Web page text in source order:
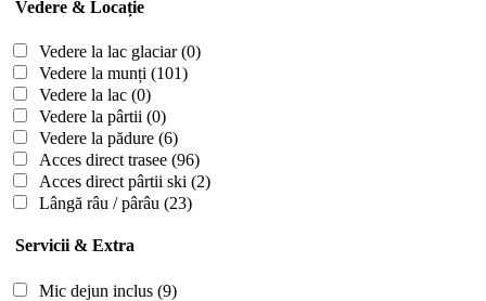
Vedere & Locație
Vedere la lac glaciar(0)
Vedere la munți (101)
Vedere la lac (0)
Vedere la pârtii (0)
Vedere la pădure (6)
Acces direct trasee (96)
Acces direct pârtii ski (2)
Lângă râu / pârâu (23)
Servicii & Extra
Mic dejun inclus (9)